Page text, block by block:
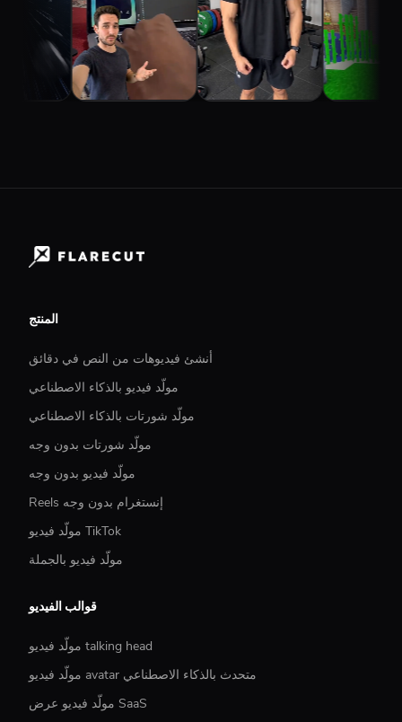
المنتج
أنشئ فيديوهات من النص في دقائق
مولّد فيديو بالذكاء الاصطناعي
مولّد شورتات بالذكاء الاصطناعي
مولّد شورتات بدون وجه
مولّد فيديو بدون وجه
Reels إنستغرام بدون وجه
مولّد فيديو TikTok
مولّد فيديو بالجملة
قوالب الفيديو
مولّد فيديو talking head
مولّد فيديو avatar متحدث بالذكاء الاصطناعي
مولّد فيديو عرض SaaS